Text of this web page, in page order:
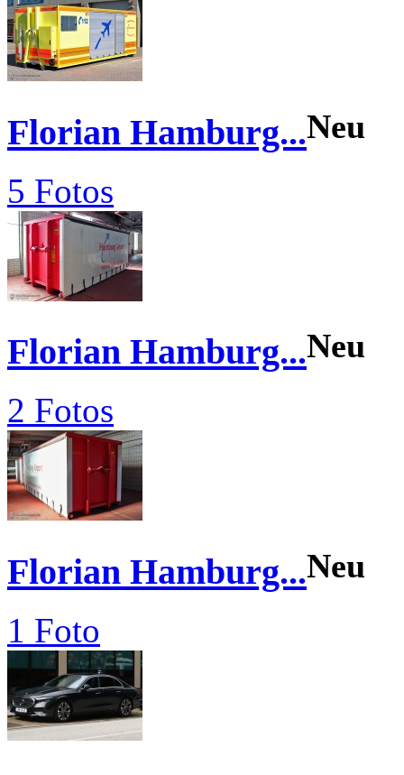
Florian Hamburg...Neu
5 Fotos
Florian Hamburg...Neu
2 Fotos
Florian Hamburg...Neu
1 Foto